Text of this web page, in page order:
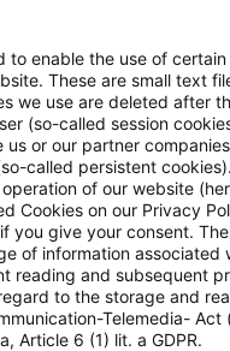
der
gab sie trotz
erreichte
zu Unrecht
und die
als
enable the use of
These are small text
we use are deleted after
(so-called session
us or our partner
called persistent
of our website
Cookies on our Privacy
you give your consent.
of information associated
reading and subsequent
to the storage and
Telemedia- Act
Article 6 (1) lit. a GDPR.